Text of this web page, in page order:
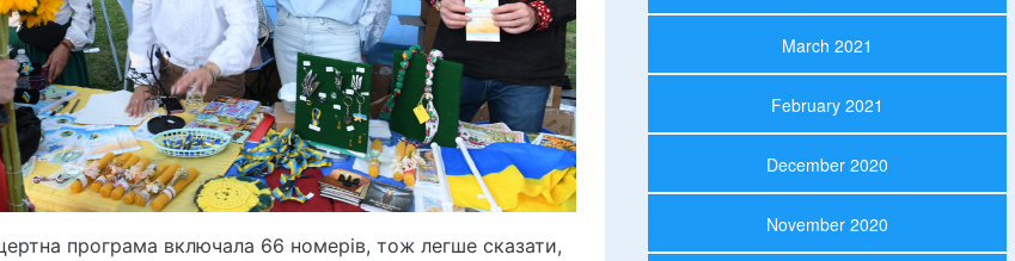
програма включала 66 номерів, тож легше сказати,
March 2021
February 2021
December 2020
November 2020